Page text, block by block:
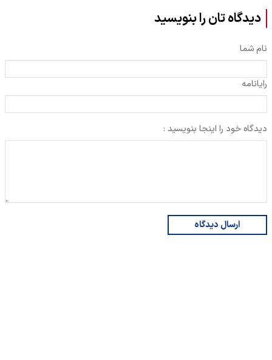
دیدگاه تان را بنویسید
نام شما
رایانامه
دیدگاه خود را اینجا بنویسید :
ارسال دیدگاه